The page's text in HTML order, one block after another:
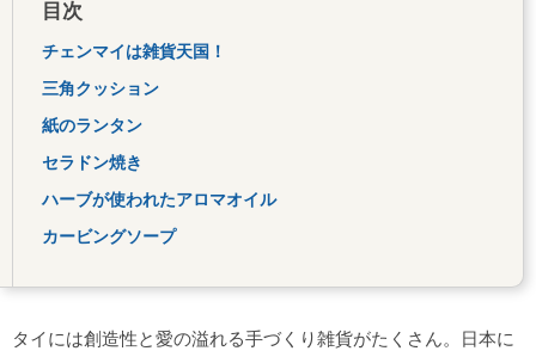
目次
チェンマイは雑貨天国！
三角クッション
紙のランタン
セラドン焼き
ハーブが使われたアロマオイル
カービングソープ
タイには創造性と愛の溢れる手づくり雑貨がたくさん。日本に